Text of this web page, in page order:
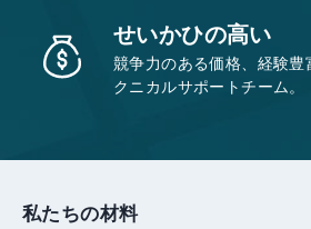
せいかひの高い
競争力のある価格、経験豊
クニカルサポートチーム。
私たちの材料